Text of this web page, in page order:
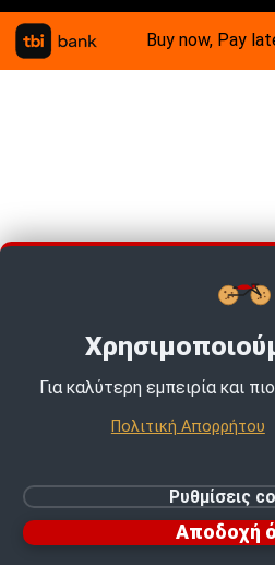
Buy now, Pay
Ρυθμίσεις
Για καλύτερη εμπειρία και
Πολιτική Απορρήτου
Ρυθμίσεις
Αποδοχή